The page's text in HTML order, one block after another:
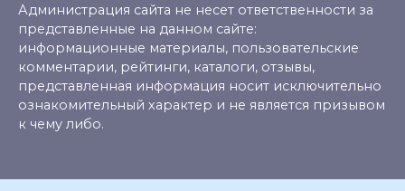
Администрация сайта не несет ответственности за
представленные на данном сайте:
информационные материалы, пользовательские
комментарии, рейтинги, каталоги, отзывы,
представленная информация носит исключительно
ознакомительный характер и не является призывом
к чему либо.